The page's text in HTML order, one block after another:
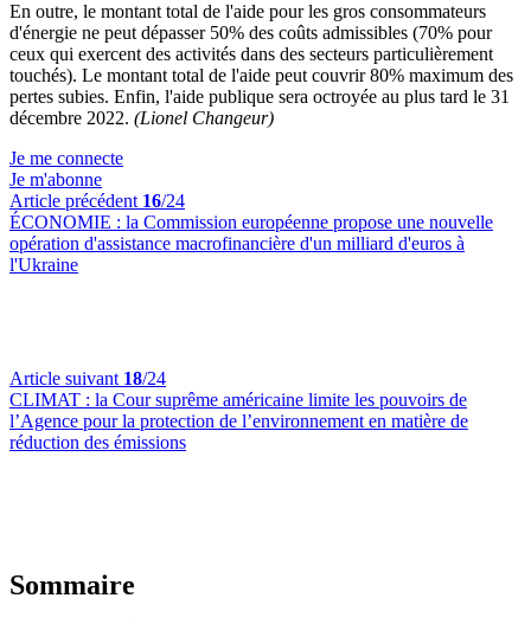
En outre, le montant total de l'aide pour les gros consommateurs
d'énergie ne peut dépasser 50% des coûts admissibles (70% pour
ceux qui exercent des activités dans des secteurs particulièrement
touchés). Le montant total de l'aide peut couvrir 80% maximum des
pertes subies. Enfin, l'aide publique sera octroyée au plus tard le 31
décembre 2022. (Lionel Changeur)
Je me connecte
Je m'abonne
Article précédent 16/24
ÉCONOMIE : la Commission européenne propose une nouvelle
opération d'assistance macrofinancière d'un milliard d'euros à
l'Ukraine
Article suivant 18/24
CLIMAT : la Cour suprême américaine limite les pouvoirs de
l’Agence pour la protection de l’environnement en matière de
réduction des émissions
Sommaire